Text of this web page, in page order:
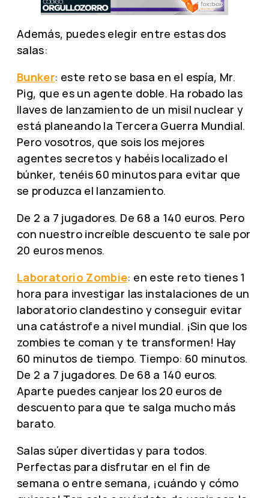
Además, puedes elegir entre estas dos
salas:
Bunker: este reto se basa en el espía, Mr.
Pig, que es un agente doble. Ha robado las
llaves de lanzamiento de un misil nuclear y
está planeando la Tercera Guerra Mundial.
Pero vosotros, que sois los mejores
agentes secretos y habéis localizado el
búnker, tenéis 60 minutos para evitar que
se produzca el lanzamiento.
De 2 a 7 jugadores. De 68 a 140 euros. Pero
con nuestro increíble descuento te sale por
20 euros menos.
Laboratorio Zombie: en este reto tienes 1
hora para investigar las instalaciones de un
laboratorio clandestino y conseguir evitar
una catástrofe a nivel mundial. ¡Sin que los
zombies te coman y te transformen! Hay
60 minutos de tiempo. Tiempo: 60 minutos.
De 2 a 7 jugadores. De 68 a 140 euros.
Aparte puedes canjear los 20 euros de
descuento para que te salga mucho más
barato.
Salas súper divertidas y para todos.
Perfectas para disfrutar en el fin de
semana o entre semana, ¡cuándo y cómo